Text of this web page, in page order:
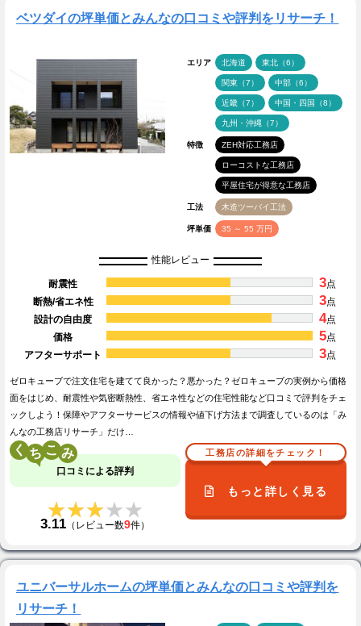
ベツダイの坪単価とみんなの口コミや評判をリサーチ！
エリア 北海道 東北（6）
関東（7） 中部（6）
近畿（7） 中国・四国（8）
九州・沖縄（7）
特徴 ZEH対応工務店
ローコストな工務店
平屋住宅が得意な工務店
工法 木造ツーバイ工法
坪単価 35 ～ 55 万円
性能レビュー
耐震性 3点
断熱/省エネ性
3点
設計の自由度
4点
価格
5点
アフターサポート
3点
ゼロキューブで注文住宅を建てて良かった？悪かった？ゼロキューブの実例から価格
面をはじめ、耐震性や気密断熱性、省エネ性などの住宅性能など口コミで評判をチェ
ックしよう！保障やアフターサービスの情報や値下げ方法まで調査しているのは「み
んなの工務店リサーチ」だけ…
く こ
口コミによる評判
★★★★★
★★★★★
3.11 （レビュー数9件）
工務店の詳細をチェック！
もっと詳しく見る
ユニバーサルホームの坪単価とみんなの口コミや評判を
リサーチ！